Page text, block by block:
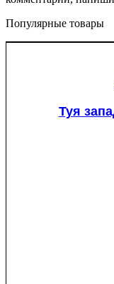
Популярные товары
Туя